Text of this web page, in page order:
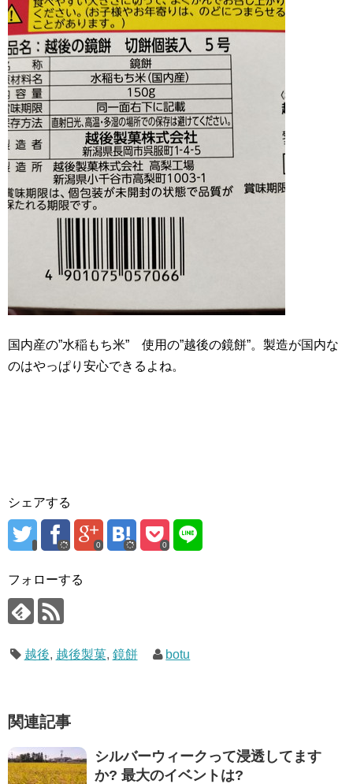
国内産の”水稲もち米” 使用の”越後の鏡餅”。製造が国内な
のはやっぱり安心できるよね。
シェアする
0 0
フォローする
越後, 越後製菓, 鏡餅 botu
関連記事
シルバーウィークって浸透してます
か? 最大のイベントは?